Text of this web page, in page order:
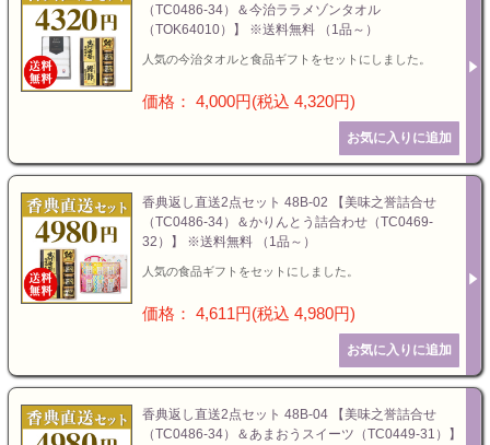
（TC0486-34）＆今治ララメゾンタオル
（TOK64010）】 ※送料無料 （1品～）
人気の今治タオルと食品ギフトをセットにしました。
価格： 4,000円(税込 4,320円)
香典返し直送2点セット 48B-02 【美味之誉詰合せ
（TC0486-34）＆かりんとう詰合わせ（TC0469-
32）】 ※送料無料 （1品～）
人気の食品ギフトをセットにしました。
価格： 4,611円(税込 4,980円)
香典返し直送2点セット 48B-04 【美味之誉詰合せ
（TC0486-34）＆あまおうスイーツ（TC0449-31）】